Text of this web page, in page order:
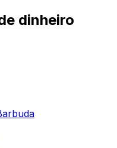
dinheiro